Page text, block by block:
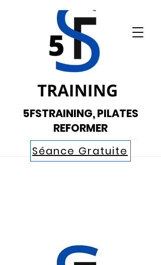
Séance Gratuite
5FSTRAINING, PILATES
REFORMER